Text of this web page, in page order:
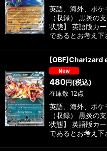
英語、海外、ポ
（収録） 黒炎の
状態】 英語版カ
であるとお考え
[OBF]Charizard
480円(税込)
在庫数 12点
英語、海外、ポ
（収録） 黒炎の
状態】 英語版カ
であるとお考え